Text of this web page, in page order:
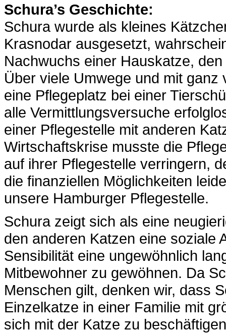
Schura’s Geschichte:
Schura wurde als kleines
Krasnodar ausgesetzt,
Nachwuchs einer Hauskatze,
Über viele Umwege und mit
eine Pflegeplatz bei einer
alle Vermittlungsversuche
einer Pflegestelle mit anderen
Wirtschaftskrise musste die
auf ihrer Pflegestelle verringern,
die finanziellen Möglichkeiten
unsere Hamburger Pflegestelle.
Schura zeigt sich als eine
den anderen Katzen eine soziale
Sensibilität eine ungewöhnlich
Mitbewohner zu gewöhnen. Da
Menschen gilt, denken wir, dass
Einzelkatze in einer Familie mit
sich mit der Katze zu